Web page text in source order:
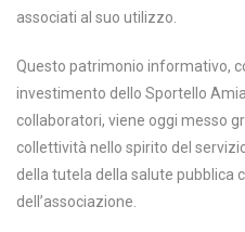
associati al suo utilizzo.
Questo patrimonio informativo,
investimento dello Sportello
collaboratori, viene oggi messo
collettività nello spirito del
della tutela della salute pubblica
dell’associazione.